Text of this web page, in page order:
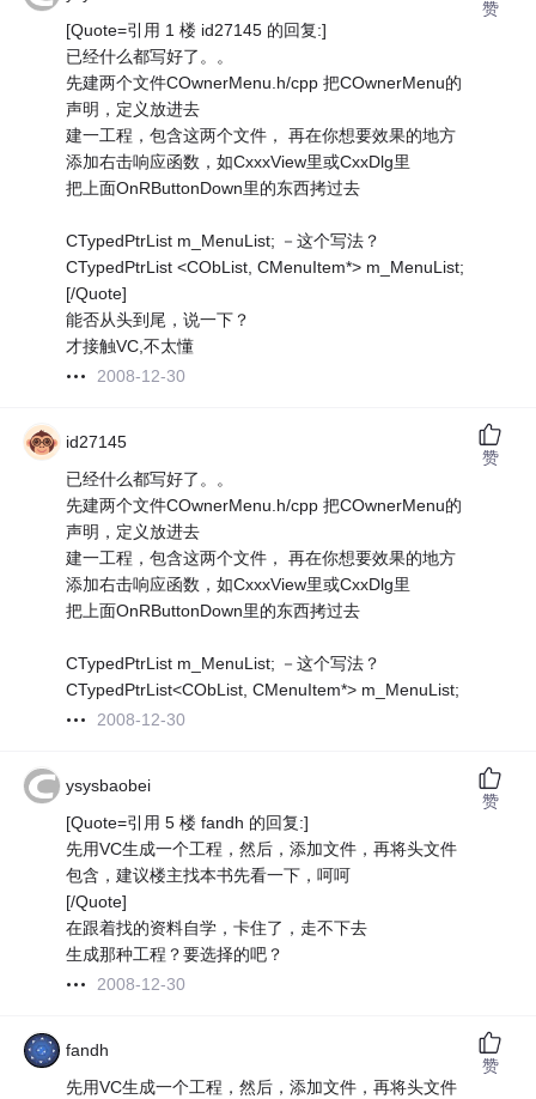
[Quote=引用 1 楼 id27145 的回复:]
已经什么都写好了。。
先建两个文件COwnerMenu.h/cpp 把COwnerMenu的
声明，定义放进去
建一工程，包含这两个文件， 再在你想要效果的地方
添加右击响应函数，如CxxxView里或CxxDlg里
把上面OnRButtonDown里的东西拷过去
CTypedPtrList m_MenuList; －这个写法？
CTypedPtrList <CObList, CMenuItem*> m_MenuList;
[/Quote]
能否从头到尾，说一下？
才接触VC,不太懂
2008-12-30
赞
id27145
已经什么都写好了。。
先建两个文件COwnerMenu.h/cpp 把COwnerMenu的
声明，定义放进去
建一工程，包含这两个文件， 再在你想要效果的地方
添加右击响应函数，如CxxxView里或CxxDlg里
把上面OnRButtonDown里的东西拷过去
CTypedPtrList m_MenuList; －这个写法？
CTypedPtrList<CObList, CMenuItem*> m_MenuList;
2008-12-30
赞
ysysbaobei
[Quote=引用 5 楼 fandh 的回复:]
先用VC生成一个工程，然后，添加文件，再将头文件
包含，建议楼主找本书先看一下，呵呵
[/Quote]
在跟着找的资料自学，卡住了，走不下去
生成那种工程？要选择的吧？
2008-12-30
赞
fandh
先用VC生成一个工程，然后，添加文件，再将头文件
赞